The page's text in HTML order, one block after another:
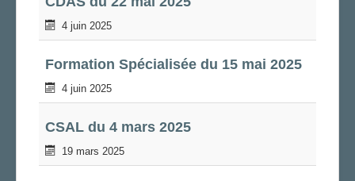
4 juin 2025
Formation Spécialisée du 15 mai 2025
4 juin 2025
CSAL du 4 mars 2025
19 mars 2025